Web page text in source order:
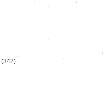
(342)